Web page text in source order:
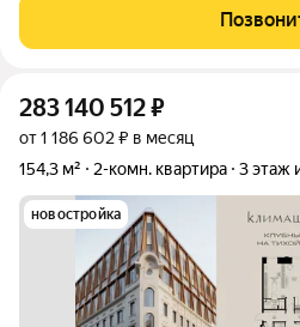
элитного комплекса Smolensky De
остекление . С балкона
283 140 512₽
от 1 186 602 ₽ в месяц
154,3 м²
2-комн. квартира 3 этаж
новостройка